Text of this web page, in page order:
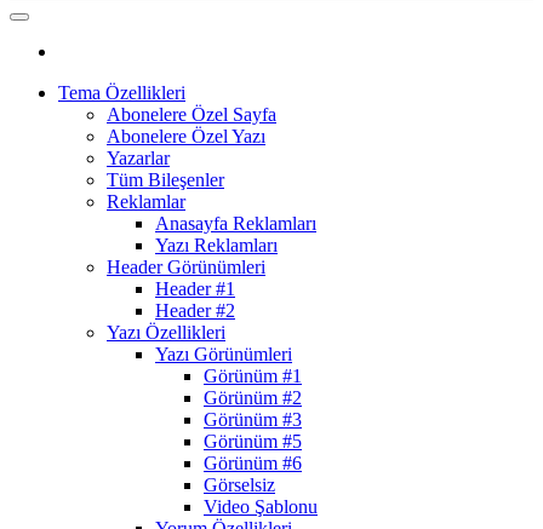
Tema Özellikleri
Abonelere Özel Sayfa
Abonelere Özel Yazı
Yazarlar
Tüm Bileşenler
Reklamlar
Anasayfa Reklamları
Yazı Reklamları
Header Görünümleri
Header #1
Header #2
Yazı Özellikleri
Yazı Görünümleri
Görünüm #1
Görünüm #2
Görünüm #3
Görünüm #5
Görünüm #6
Görselsiz
Video Şablonu